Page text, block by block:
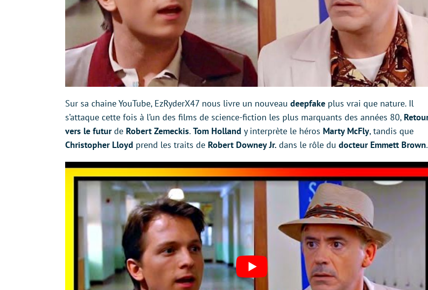
Sur sa chaine YouTube, EzRyderX47 nous livre un nouveau deepfake plus vrai que nature. Il
s’attaque cette fois à l’un des films de science-fiction les plus marquants des années 80,
vers le futurde Robert Zemeckis. Tom Holland y interprète le héros Marty McFly, tandis que
Christopher Lloyd prend les traits de Robert Downey Jr. dans le rôle du docteur Emmett Brown.